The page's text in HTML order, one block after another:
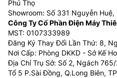
Phú Thọ
Showroom: Số 331 Nguyễn
Công Ty Cổ Phần Điện Máy
MST: 0107333989
Đăng Ký Thay Đổi Lần Thứ: 8,
Nơi Cấp: Phòng DKKD - Sở Kế
Địa Chỉ Trụ Sở: Số 2, Ngách
Tổ 5 P.Sài Đồng, Q.Long Biên,